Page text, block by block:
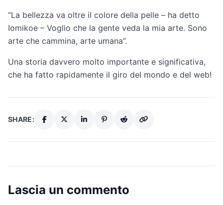
“La bellezza va oltre il colore della pelle – ha detto
Iomikoe – Voglio che la gente veda la mia arte. Sono
arte che cammina, arte umana”.
Una storia davvero molto importante e significativa,
che ha fatto rapidamente il giro del mondo e del web!
SHARE:
Lascia un commento